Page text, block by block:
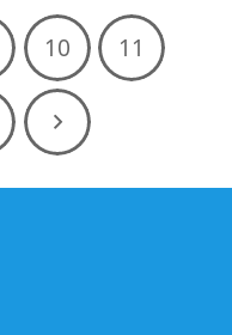
10 11